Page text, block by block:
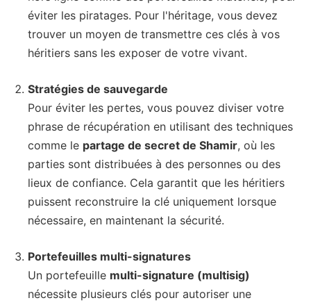
éviter les piratages. Pour l'héritage, vous devez
trouver un moyen de transmettre ces clés à vos
héritiers sans les exposer de votre vivant.
Stratégies de sauvegarde
Pour éviter les pertes, vous pouvez diviser votre
phrase de récupération en utilisant des techniques
comme le partage de secret de Shamir, où les
parties sont distribuées à des personnes ou des
lieux de confiance. Cela garantit que les héritiers
puissent reconstruire la clé uniquement lorsque
nécessaire, en maintenant la sécurité.
Portefeuilles multi-signatures
Un portefeuille multi-signature (multisig)
nécessite plusieurs clés pour autoriser une